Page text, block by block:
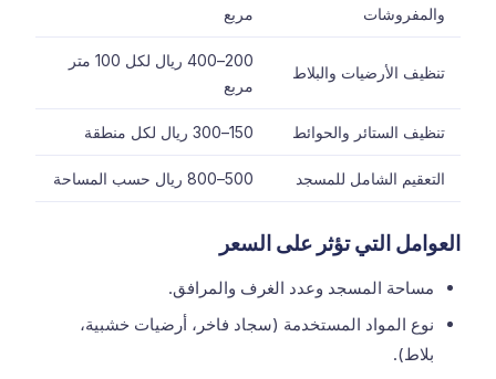
والمفروشات
مربع
تنظيف الأرضيات والبلاط
200–400 ريال لكل 100 متر
مربع
تنظيف الستائر والحوائط 150–300 ريال لكل منطقة
التعقيم الشامل للمسجد 500–800 ريال حسب المساحة
العوامل التي تؤثر على السعر
مساحة المسجد وعدد الغرف والمرافق.
نوع المواد المستخدمة (سجاد فاخر، أرضيات خشبية،
بلاط).